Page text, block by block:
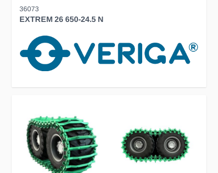
36073
EXTREM 26 650-24.5 N